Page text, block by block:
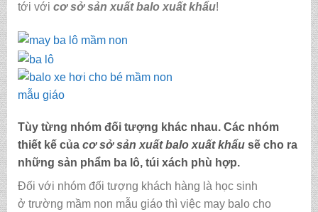
tới với cơ sở sản xuất balo xuất khẩu!
Tùy từng nhóm đối tượng khác nhau. Các nhóm
thiết kế của cơ sở sản xuất balo xuất khẩu sẽ cho ra
những sản phẩm ba lô, túi xách phù hợp.
Đối với nhóm đối tượng khách hàng là học sinh
ở trường mầm non mẫu giáo thì việc may balo cho